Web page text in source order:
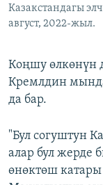
Казакстандагы
август, 2022-жыл.
Коңшу өлкөнүн
Кремлдин
да бар.
"Бул согуштун
алар бул жерде
өнөктөш